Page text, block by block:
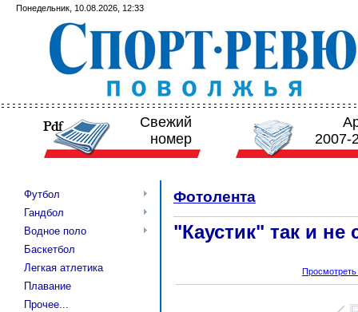
Понедельник, 10.08.2026, 12:33
Свежий
номер
2007-
Футбол
Гандбол
Водное поло
Баскетбол
Легкая атлетика
Плавание
Прочее...
Фотолента
"Каустик" так и не